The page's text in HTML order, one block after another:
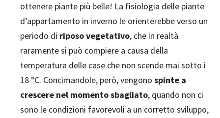
ottenere piante più belle! La fisiologia delle piante
d’appartamento in inverno le orienterebbe verso un
periodo di riposo vegetativo, che in realtà
raramente si può compiere a causa della
temperatura delle case che non scende mai sotto i
18 °C. Concimandole, però, vengono spinte a
crescere nel momento sbagliato, quando non ci
sono le condizioni favorevoli a un corretto sviluppo,